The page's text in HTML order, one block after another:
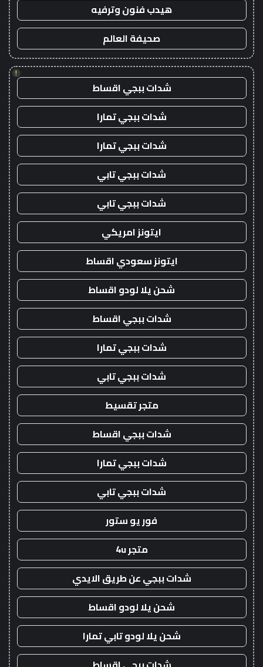
هيدب فنون وترفيه
صحيفة العالم
!
شدات ببجي اقساط
شدات ببجي تمارا
شدات ببجي تمارا
شدات ببجي تابي
شدات ببجي تابي
ايتونز امريكي
ايتونز سعودي اقساط
شحن يلا لودو اقساط
شدات ببجي اقساط
شدات ببجي تمارا
شدات ببجي تابي
متجر تقسيط
شدات ببجي اقساط
شدات ببجي تمارا
شدات ببجي تابي
فور يو ستور
متجر 4u
شدات ببجي عن طريق الايدي
شحن يلا لودو اقساط
شحن يلا لودو تابي تمارا